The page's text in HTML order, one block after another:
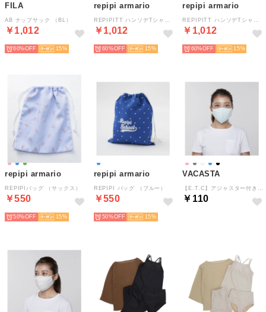
FILA
AB ナップサック （BL）
￥1,012
60% 15
repipi armario
￥1,012
60% 15
repipi armario
￥1,012
60% 15
repipi armario
REPIPIバッグ （サックス）
￥550
50% 15
repipi armario
REPIPI バッグ （ブルー）
￥550
50% 15
VACASTA
￥110